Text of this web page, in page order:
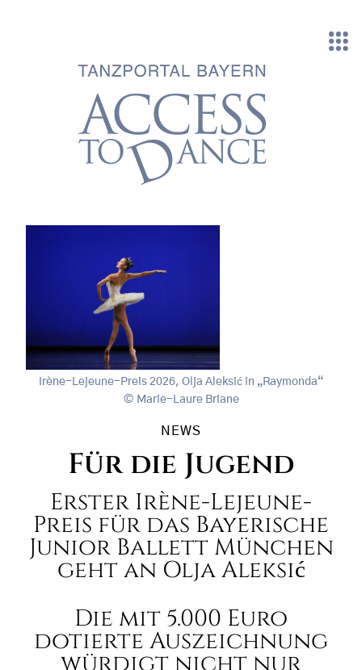
Irène-Lejeune-Preis 2026, Olja Aleksić in „Raymonda“
Marie-Laure Briane
NEWS
Für die Jugend
Erster Irène-Lejeune-
Preis für das Bayerische
Junior Ballett München
geht an Olja Aleksić
Die mit 5.000 Euro
dotierte Auszeichnung